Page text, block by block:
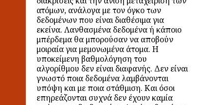
ατόμων, ανάλογα με τον όγκο των
δεδομένων που είναι διαθέσιμα για
εκείνα. Λανθασμένα δεδομένα ή κάποιο
μπέρδεμα θα μπορούσαν να αποβούν
μοιραία για μεμονωμένα άτομα. Η
υποκείμενη βαθμολόγηση του
αλγορίθμου δεν είναι διαφανής. Δεν είναι
γνωστό ποια δεδομένα λαμβάνονται
υπόψη και με ποια στάθμιση. Και όσοι
επηρεάζονται συχνά δεν έχουν καμία